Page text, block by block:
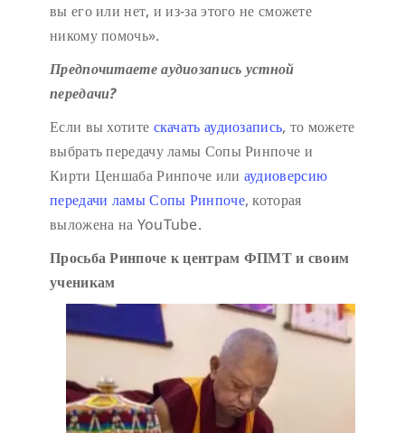
вы его или нет, и из-за этого не сможете
никому помочь».
Предпочитаете аудиозапись устной
передачи?
Если вы хотите скачать аудиозапись, то можете
выбрать передачу ламы Сопы Ринпоче и
Кирти Ценшаба Ринпоче или аудиоверсию
передачи ламы Сопы Ринпоче, которая
выложена на YouTube.
Просьба Ринпоче к центрам ФПМТ и своим
ученикам